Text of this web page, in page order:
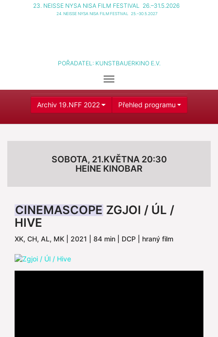
23. NEISSE NYSA NISA FILM FESTIVAL 26.–31.5.2026
24. NEISSE NYSA NISA FILM FESTIVAL 25.–30.5.2027
POŘADATEL: KUNSTBAUERKINO E.V.
Archiv 19.NFF 2022 Přehled programu
SOBOTA, 21.KVĚTNA 20:30
HEINE KINOBAR
CINEMASCOPE ZGJOI / ÚL /
HIVE
XK, CH, AL, MK | 2021 | 84 min | DCP | hraný film